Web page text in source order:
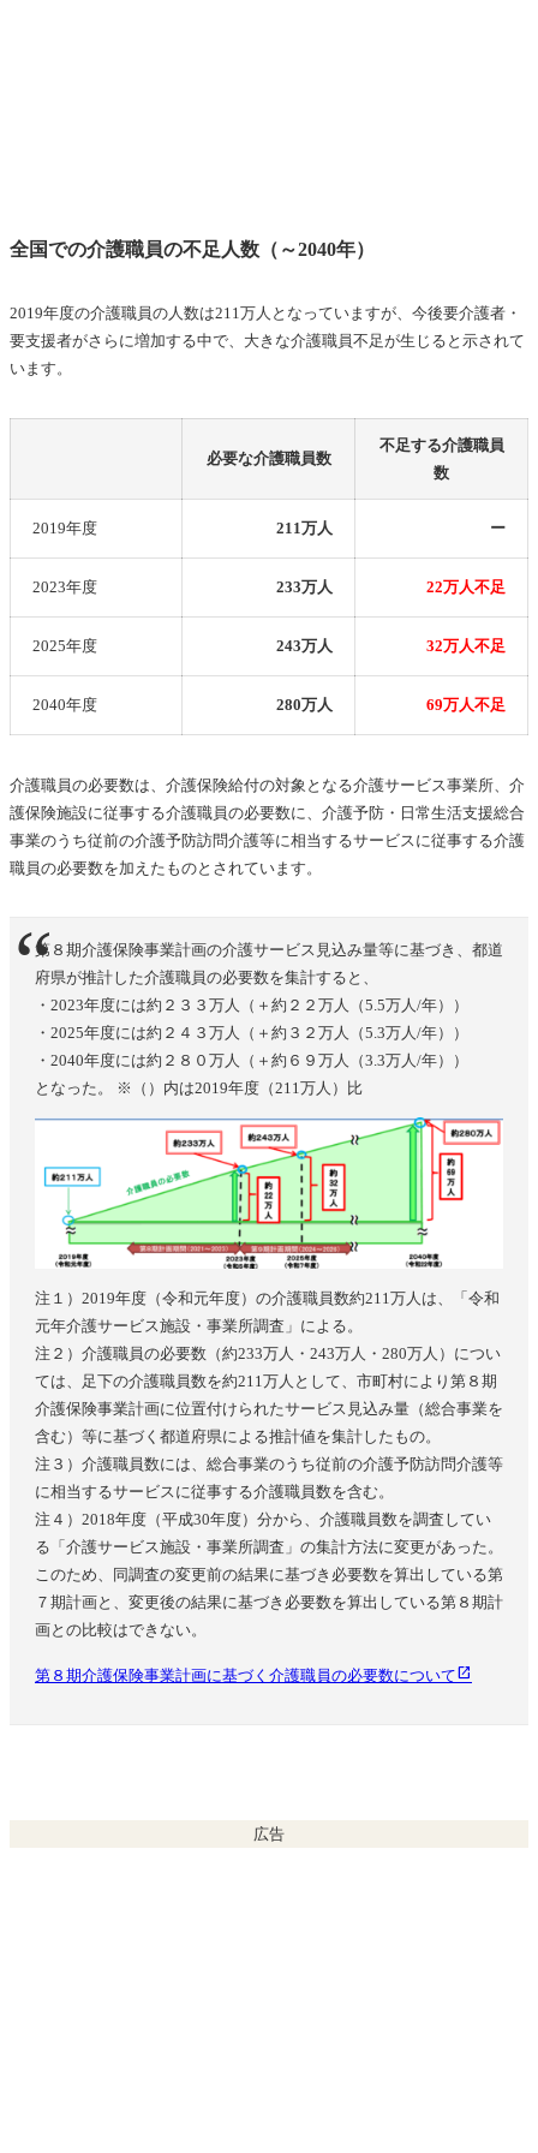
全国での介護職員の不足人数（～2040年）
2019年度の介護職員の人数は211万人となっていますが、今後要介護者・
要支援者がさらに増加する中で、大きな介護職員不足が生じると示されて
います。
必要な介護職員数
不足する介護職員
数
2019年度 211万人 ー
2023年度 233万人 22万人不足
2025年度 243万人 32万人不足
2040年度 280万人 69万人不足
介護職員の必要数は、介護保険給付の対象となる介護サービス事業所、介
護保険施設に従事する介護職員の必要数に、介護予防・日常生活支援総合
事業のうち従前の介護予防訪問介護等に相当するサービスに従事する介護
職員の必要数を加えたものとされています。
第８期介護保険事業計画の介護サービス見込み量等に基づき、都道
府県が推計した介護職員の必要数を集計すると、
・2023年度には約２３３万人（＋約２２万人（5.5万人/年））
・2025年度には約２４３万人（＋約３２万人（5.3万人/年））
・2040年度には約２８０万人（＋約６９万人（3.3万人/年））
となった。 ※（）内は2019年度（211万人）比
注１）2019年度（令和元年度）の介護職員数約211万人は、「令和
元年介護サービス施設・事業所調査」による。
注２）介護職員の必要数（約233万人・243万人・280万人）につい
ては、足下の介護職員数を約211万人として、市町村により第８期
介護保険事業計画に位置付けられたサービス見込み量（総合事業を
含む）等に基づく都道府県による推計値を集計したもの。
注３）介護職員数には、総合事業のうち従前の介護予防訪問介護等
に相当するサービスに従事する介護職員数を含む。
注４）2018年度（平成30年度）分から、介護職員数を調査してい
る「介護サービス施設・事業所調査」の集計方法に変更があった。
このため、同調査の変更前の結果に基づき必要数を算出している第
７期計画と、変更後の結果に基づき必要数を算出している第８期計
画との比較はできない。
第８期介護保険事業計画に基づく介護職員の必要数について
広告